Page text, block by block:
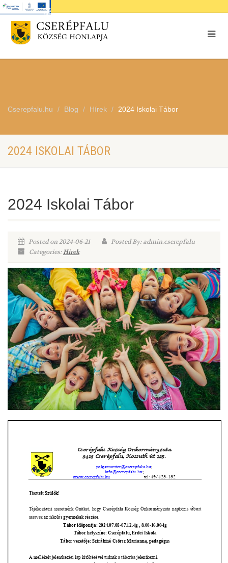
Cserepfalu.hu Blog Hírek 2024 Iskolai Tábor
2024 ISKOLAI TÁBOR
2024 Iskolai Tábor
Posted on 2024-06-21
Posted By: admin.cserepfalu
Categories:Hírek